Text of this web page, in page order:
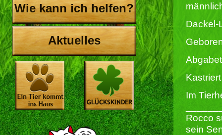
Wie kann ich helfen?
Aktuelles
Dackel-
Im
Rocco
sein